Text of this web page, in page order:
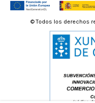
© Todos los derechos